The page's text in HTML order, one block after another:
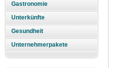
Gastronomie
Unterkünfte
Gesundheit
Unternehmerpakete